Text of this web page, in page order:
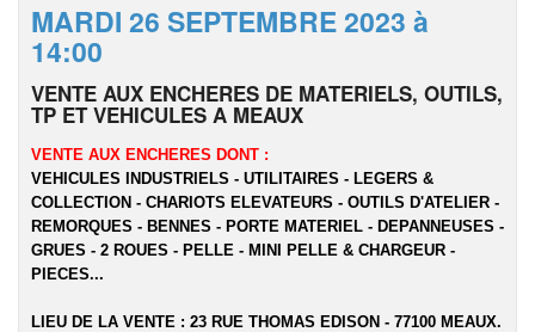
MARDI 26 SEPTEMBRE 2023 à
14:00
VENTE AUX ENCHERES DE MATERIELS, OUTILS,
TP ET VEHICULES A MEAUX
VENTE AUX ENCHERES DONT :
VEHICULES INDUSTRIELS - UTILITAIRES - LEGERS &
COLLECTION - CHARIOTS ELEVATEURS - OUTILS D'ATELIER -
REMORQUES - BENNES - PORTE MATERIEL - DEPANNEUSES -
GRUES - 2 ROUES - PELLE - MINI PELLE & CHARGEUR -
PIECES...
LIEU DE LA VENTE : 23 RUE THOMAS EDISON - 77100 MEAUX.